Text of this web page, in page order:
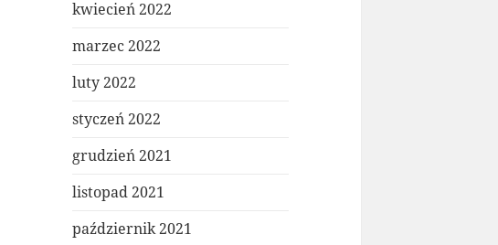
kwiecień 2022
marzec 2022
luty 2022
styczeń 2022
grudzień 2021
listopad 2021
październik 2021